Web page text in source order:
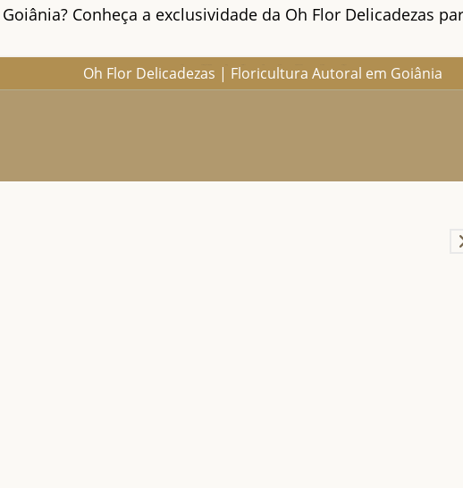
Conheça a exclusividade da Oh Flor Delicadezas
Oh Flor Delicadezas | Floricultura Autoral em Goiânia